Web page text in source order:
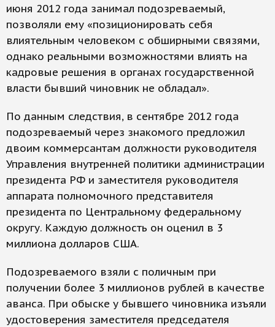
июня 2012 года занимал подозреваемый,
позволяли ему «позиционировать себя
влиятельным человеком с обширными связями,
однако реальными возможностями влиять на
кадровые решения в органах государственной
власти бывший чиновник не обладал».
По данным следствия, в сентябре 2012 года
подозреваемый через знакомого предложил
двоим коммерсантам должности руководителя
Управления внутренней политики администрации
президента РФ и заместителя руководителя
аппарата полномочного представителя
президента по Центральному федеральному
округу. Каждую должность он оценил в 3
миллиона долларов США.
Подозреваемого взяли с поличным при
получении более 3 миллионов рублей в качестве
аванса. При обыске у бывшего чиновника изъяли
удостоверения заместителя председателя